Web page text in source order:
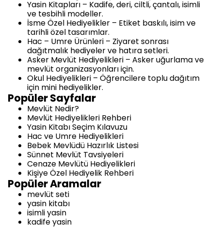
Yasin Kitapları – Kadife, deri, ciltli, çantalı, isimli
ve tesbihli modeller.
İsme Özel Hediyelikler – Etiket baskılı, isim ve
tarihli özel tasarımlar.
Hac – Umre Ürünleri – Ziyaret sonrası
dağıtmalık hediyeler ve hatıra setleri.
Asker Mevlüt Hediyelikleri – Asker uğurlama ve
mevlüt organizasyonları için.
Okul Hediyelikleri – Öğrencilere toplu dağıtım
için mini hediyelikler.
Popüler Sayfalar
Mevlüt Nedir?
Mevlüt Hediyelikleri Rehberi
Yasin Kitabı Seçim Kılavuzu
Hac ve Umre Hediyelikleri
Bebek Mevlüdü Hazırlık Listesi
Sünnet Mevlüt Tavsiyeleri
Cenaze Mevlütü Hediyelikleri
Kişiye Özel Hediyelik Rehberi
Popüler Aramalar
mevlüt seti
yasin kitabı
isimli yasin
kadife yasin